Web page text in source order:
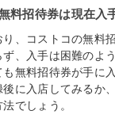
料招待券は現在入
、コストコの無料
、入手は困難のよ
無料招待券が手に
に入店してみるか
でしょう。